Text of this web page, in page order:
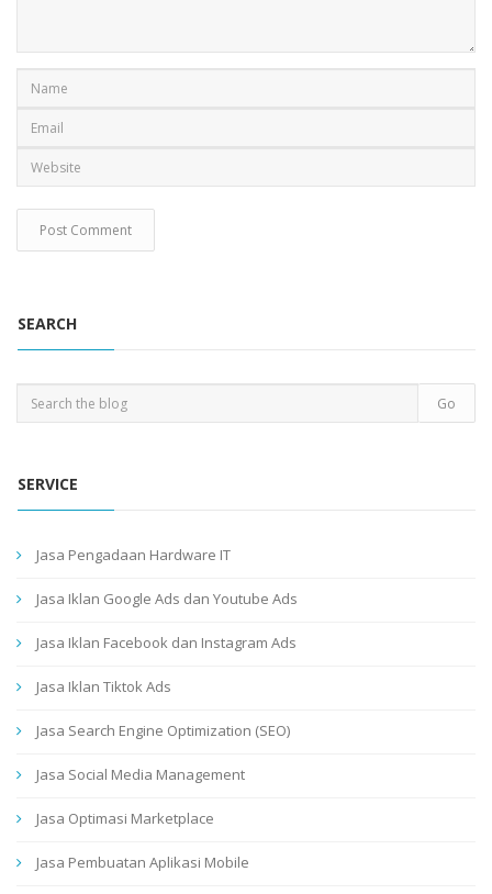
SEARCH
SERVICE
Jasa Pengadaan Hardware IT
Jasa Iklan Google Ads dan Youtube Ads
Jasa Iklan Facebook dan Instagram Ads
Jasa Iklan Tiktok Ads
Jasa Search Engine Optimization (SEO)
Jasa Social Media Management
Jasa Optimasi Marketplace
Jasa Pembuatan Aplikasi Mobile